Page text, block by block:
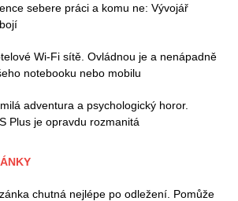
sebere práci a komu ne: Vývojář
Wi-Fi sítě. Ovládnou je a nenápadně
notebooku nebo mobilu
adventura a psychologický horor.
Plus je opravdu rozmanitá
chutná nejlépe po odležení. Pomůže